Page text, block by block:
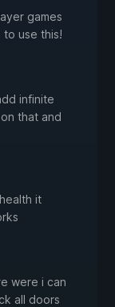
games
use this!
infinite
that and
it
were i can
all doors